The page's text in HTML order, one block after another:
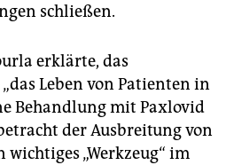
schließen.
erklärte, das
Leben von Patienten in
Behandlung mit Paxlovid
der Ausbreitung von
„Werkzeug“ im